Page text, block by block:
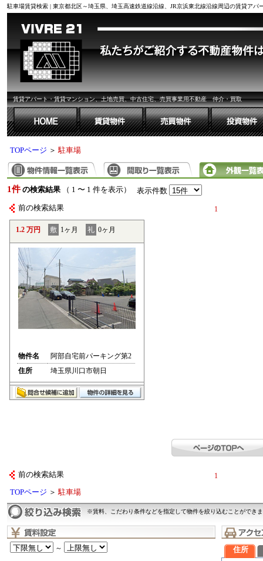
駐車場賃貸検索 | 東京都北区～埼玉県、埼玉高速鉄道線沿線、JR京浜東北線沿線周辺の賃貸アパ
賃貸アパート・賃貸マンション、土地売買、中古住宅、売買事業用不動産 仲介・買取
TOPページ ＞駐車場
1件 の検索結果 （ 1 〜 1 件を表示） 表示件数
前の検索結果 1
1.2 万円 敷 1ヶ月 礼 0ヶ月
物件名
阿部自宅前パーキング第2
住所
埼玉県川口市朝日
前の検索結果 1
TOPページ ＞駐車場
※賃料、こだわり条件などを指定して物件を絞り込むことができ
～ 住所